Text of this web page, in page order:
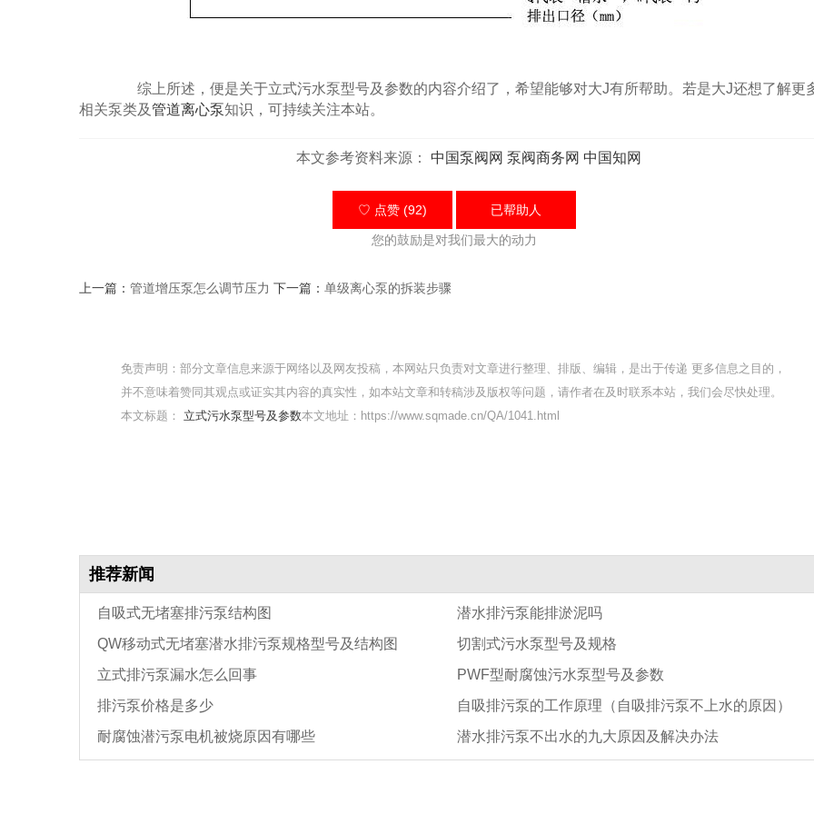
综上所述，便是关于立式污水泵型号及参数的内容介绍了，希望能够对大J有所帮助。若是大J还想了解更
相关泵类及管道离心泵知识，可持续关注本站。
本文参考资料来源： 中国泵阀网 泵阀商务网 中国知网
♡ 点赞 (92) 已帮助人
您的鼓励是对我们最大的动力
上一篇： 管道增压泵怎么调节压力 下一篇： 单级离心泵的拆装步骤
免责声明：部分文章信息来源于网络以及网友投稿，本网站只负责对文章进行整理、排版、编辑，是出于传递 更多信息之目的，
并不意味着赞同其观点或证实其内容的真实性，如本站文章和转稿涉及版权等问题，请作者在及时联系本站，我们会尽快处理。
本文标题： 立式污水泵型号及参数本文地址：https://www.sqmade.cn/QA/1041.html
推荐新闻
自吸式无堵塞排污泵结构图
潜水排污泵能排淤泥吗
QW移动式无堵塞潜水排污泵规格型号及结构图
切割式污水泵型号及规格
立式排污泵漏水怎么回事
PWF型耐腐蚀污水泵型号及参数
排污泵价格是多少
自吸排污泵的工作原理（自吸排污泵不上水的原因）
耐腐蚀潜污泵电机被烧原因有哪些
潜水排污泵不出水的九大原因及解决办法